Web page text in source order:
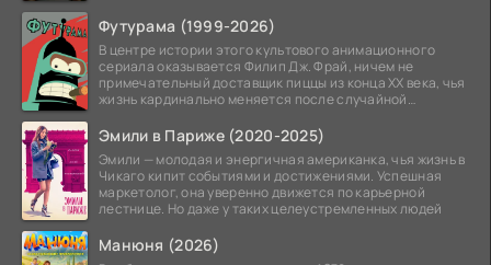
Футурама (1999-2026)
В центре истории этого культового анимационного
сериала оказывается Филип Дж. Фрай, ничем не
примечательный доставщик пиццы из конца XX века, чья
жизнь кардинально меняется после случайной
Эмили в Париже (2020-2025)
Эмили — молодая и энергичная американка, чья жизнь в
Чикаго кипит событиями и достижениями. Успешная
маркетолог, она уверенно движется по карьерной
лестнице. Но даже у таких целеустремленных людей
Манюня (2026)